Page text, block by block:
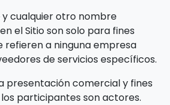
y cualquier otro nombre
el Sitio son solo para fines
refieren a ninguna empresa
de servicios específicos.
presentación comercial y fines
participantes son actores.